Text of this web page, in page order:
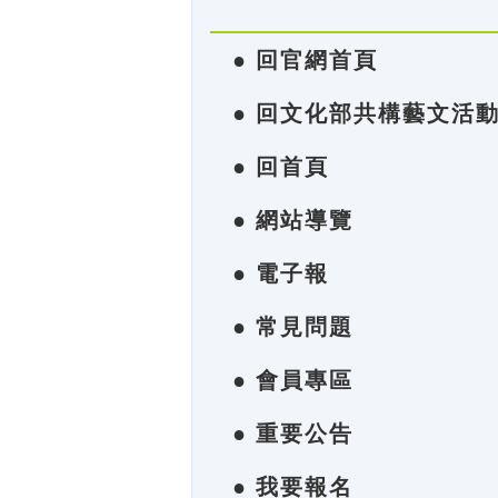
● 回官網首頁
● 回文化部共構藝文活
● 回首頁
● 網站導覽
● 電子報
● 常見問題
● 會員專區
● 重要公告
● 我要報名